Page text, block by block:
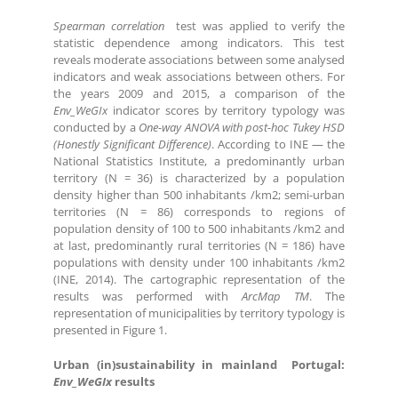
Spearman correlationtest was applied to verify the
statistic dependence among indicators. This test
reveals moderate associations between some analysed
indicators and weak associations between others. For
the years 2009 and 2015, a comparison of the
Env_WeGIxindicator scores by territory typology was
conducted by a One-way ANOVA with post-hoc Tukey HSD
(Honestly Significant Difference). According to INE — the
National Statistics Institute, a predominantly urban
territory (N = 36) is characterized by a population
density higher than 500 inhabitants /km2; semi-urban
territories (N = 86) corresponds to regions of
population density of 100 to 500 inhabitants /km2 and
at last, predominantly rural territories (N = 186) have
populations with density under 100 inhabitants /km2
(INE, 2014). The cartographic representation of the
results was performed withArcMap TM. The
representation of municipalities by territory typology is
presented in Figure 1.
Urban (in)sustainability in mainland Portugal:
Env_WeGIxresults